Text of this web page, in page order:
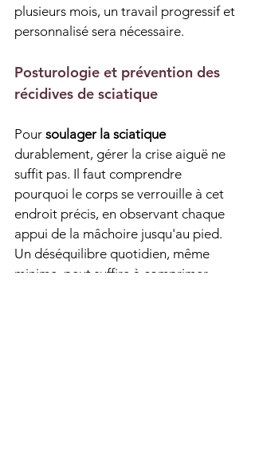
plusieurs mois, un travail progressif et
personnalisé sera nécessaire.
Posturologie et prévention des
récidives de sciatique
Pour soulager la sciatique
durablement, gérer la crise aiguë ne
suffit pas. Il faut comprendre
pourquoi le corps se verrouille à cet
endroit précis, en observant chaque
appui de la mâchoire jusqu'au pied.
Un déséquilibre quotidien, même
minime, peut suffire à comprimer